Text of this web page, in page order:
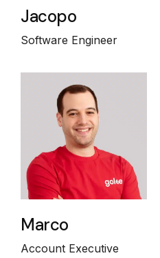
Jacopo
Software Engineer
Marco
Account Executive